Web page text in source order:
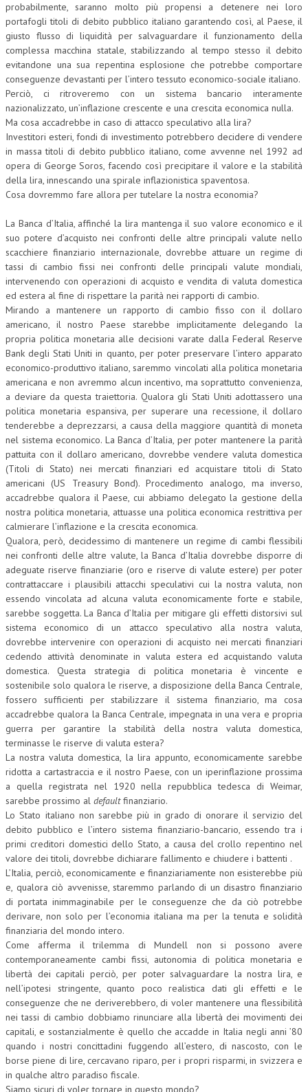
probabilmente, saranno molto più propensi a detenere nei loro
portafogli titoli di debito pubblico italiano garantendo così, al Paese, il
giusto flusso di liquidità per salvaguardare il funzionamento della
complessa macchina statale, stabilizzando al tempo stesso il debito
evitandone una sua repentina esplosione che potrebbe comportare
conseguenze devastanti per l’intero tessuto economico-sociale italiano.
Perciò, ci ritroveremo con un sistema bancario interamente
nazionalizzato, un’inflazione crescente e una crescita economica nulla.
Ma cosa accadrebbe in caso di attacco speculativo alla lira?
Investitori esteri, fondi di investimento potrebbero decidere di vendere
in massa titoli di debito pubblico italiano, come avvenne nel 1992 ad
opera di George Soros, facendo così precipitare il valore e la stabilità
della lira, innescando una spirale inflazionistica spaventosa.
Cosa dovremmo fare allora per tutelare la nostra economia?
La Banca d’Italia, affinché la lira mantenga il suo valore economico e il
suo potere d’acquisto nei confronti delle altre principali valute nello
scacchiere finanziario internazionale, dovrebbe attuare un regime di
tassi di cambio fissi nei confronti delle principali valute mondiali,
intervenendo con operazioni di acquisto e vendita di valuta domestica
ed estera al fine di rispettare la parità nei rapporti di cambio.
Mirando a mantenere un rapporto di cambio fisso con il dollaro
americano, il nostro Paese starebbe implicitamente delegando la
propria politica monetaria alle decisioni varate dalla Federal Reserve
Bank degli Stati Uniti in quanto, per poter preservare l’intero apparato
economico-produttivo italiano, saremmo vincolati alla politica monetaria
americana e non avremmo alcun incentivo, ma soprattutto convenienza,
a deviare da questa traiettoria. Qualora gli Stati Uniti adottassero una
politica monetaria espansiva, per superare una recessione, il dollaro
tenderebbe a deprezzarsi, a causa della maggiore quantità di moneta
nel sistema economico. La Banca d’Italia, per poter mantenere la parità
pattuita con il dollaro americano, dovrebbe vendere valuta domestica
(Titoli di Stato) nei mercati finanziari ed acquistare titoli di Stato
americani (US Treasury Bond). Procedimento analogo, ma inverso,
accadrebbe qualora il Paese, cui abbiamo delegato la gestione della
nostra politica monetaria, attuasse una politica economica restrittiva per
calmierare l’inflazione e la crescita economica.
Qualora, però, decidessimo di mantenere un regime di cambi flessibili
nei confronti delle altre valute, la Banca d’Italia dovrebbe disporre di
adeguate riserve finanziarie (oro e riserve di valute estere) per poter
contrattaccare i plausibili attacchi speculativi cui la nostra valuta, non
essendo vincolata ad alcuna valuta economicamente forte e stabile,
sarebbe soggetta. La Banca d’Italia per mitigare gli effetti distorsivi sul
sistema economico di un attacco speculativo alla nostra valuta,
dovrebbe intervenire con operazioni di acquisto nei mercati finanziari
cedendo attività denominate in valuta estera ed acquistando valuta
domestica. Questa strategia di politica monetaria è vincente e
sostenibile solo qualora le riserve, a disposizione della Banca Centrale,
fossero sufficienti per stabilizzare il sistema finanziario, ma cosa
accadrebbe qualora la Banca Centrale, impegnata in una vera e propria
guerra per garantire la stabilità della nostra valuta domestica,
terminasse le riserve di valuta estera?
La nostra valuta domestica, la lira appunto, economicamente sarebbe
ridotta a cartastraccia e il nostro Paese, con un iperinflazione prossima
a quella registrata nel 1920 nella repubblica tedesca di Weimar,
sarebbe prossimo al defaultfinanziario.
Lo Stato italiano non sarebbe più in grado di onorare il servizio del
debito pubblico e l’intero sistema finanziario-bancario, essendo tra i
primi creditori domestici dello Stato, a causa del crollo repentino nel
valore dei titoli, dovrebbe dichiarare fallimento e chiudere i battenti .
L’Italia, perciò, economicamente e finanziariamente non esisterebbe più
e, qualora ciò avvenisse, staremmo parlando di un disastro finanziario
di portata inimmaginabile per le conseguenze che da ciò potrebbe
derivare, non solo per l’economia italiana ma per la tenuta e solidità
finanziaria del mondo intero.
Come afferma il trilemma di Mundell non si possono avere
contemporaneamente cambi fissi, autonomia di politica monetaria e
libertà dei capitali perciò, per poter salvaguardare la nostra lira, e
nell’ipotesi stringente, quanto poco realistica dati gli effetti e le
conseguenze che ne deriverebbero, di voler mantenere una flessibilità
nei tassi di cambio dobbiamo rinunciare alla libertà dei movimenti dei
capitali, e sostanzialmente è quello che accadde in Italia negli anni ’80
quando i nostri concittadini fuggendo all’estero, di nascosto, con le
borse piene di lire, cercavano riparo, per i propri risparmi, in svizzera e
in qualche altro paradiso fiscale.
Siamo sicuri di voler tornare in questo mondo?